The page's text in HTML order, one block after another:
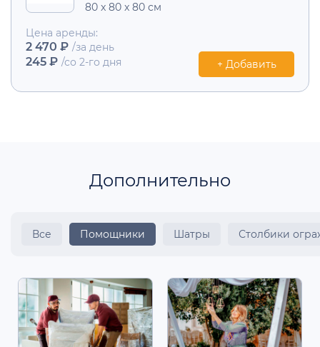
80 x 80 x 80 см
Цена аренды:
2 470 ₽ /за день
245 ₽ /со 2-го дня + Добавить
Дополнительно
Все Помощники Шатры Столбики